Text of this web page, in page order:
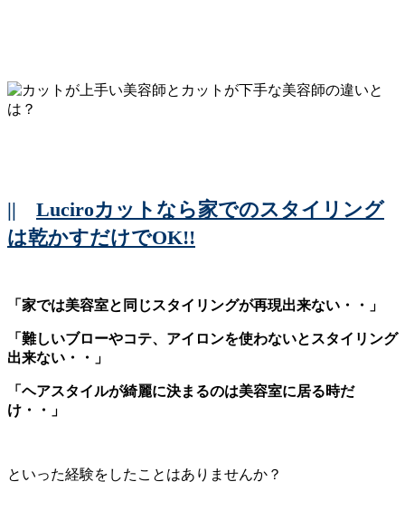
|| Luciroカットなら家でのスタイリング
は乾かすだけでOK!!
「家では美容室と同じスタイリングが再現出来ない・・」
「難しいブローやコテ、アイロンを使わないとスタイリング
出来ない・・」
「ヘアスタイルが綺麗に決まるのは美容室に居る時だ
け・・」
といった経験をしたことはありませんか？